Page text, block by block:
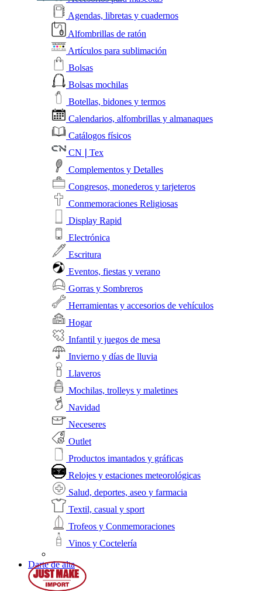
Agendas, libretas y cuadernos
Alfombrillas de ratón
Artículos para sublimación
Bolsas
Bolsas mochilas
Botellas, bidones y termos
Calendarios, alfombrillas y almanaques
Catálogos físicos
CN❘Tex
Complementos y Detalles
Congresos, monederos y tarjeteros
Conmemoraciones Religiosas
Display Rapid
Electrónica
Escritura
Eventos, fiestas y verano
Gorras y Sombreros
Herramientas y accesorios de vehículos
Hogar
Infantil y juegos de mesa
Invierno y días de lluvia
Llaveros
Mochilas, trolleys y maletines
Navidad
Neceseres
Outlet
Productos imantados y gráficas
Relojes y estaciones meteorológicas
Salud, deportes, aseo y farmacia
Textil, casual y sport
Trofeos y Conmemoraciones
Vinos y Coctelería
Darte de alta